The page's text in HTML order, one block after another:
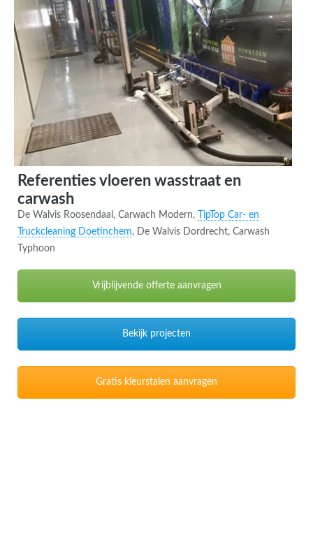
Referenties vloeren wasstraat en
carwash
De Walvis Roosendaal, Carwach Modern,
TipTop Car- en
Truckcleaning Doetinchem, De Walvis Dordrecht, Carwash
Typhoon
Vrijblijvende offerte aanvragen
Bekijk projecten
Gratis kleurstalen aanvragen